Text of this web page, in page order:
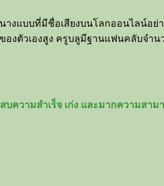
งแบบที่มีชื่อเสียงบนโลกออนไลน์อย่
องตัวเองสูง ครูบลูมีฐานแฟนคลับจำ
บความสำเร็จ เก่ง และมากความสา